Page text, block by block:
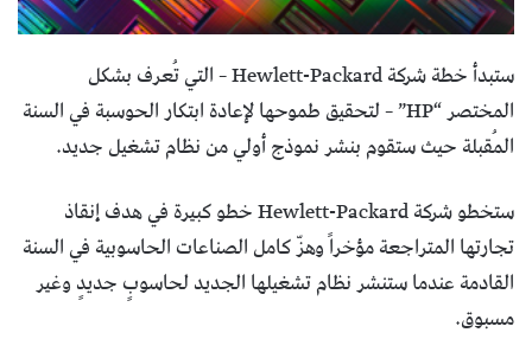
ستبدأ خطة شركة Hewlett-Packard – التي تُعرف بشكل
المختصر “HP” – لتحقيق طموحها لإعادة ابتكار الحوسبة في السنة
المُقبلة حيث ستقوم بنشر نموذج أولي من نظام تشغيل جديد.
ستخطو شركة Hewlett-Packard خطو كبيرة في هدف إنقاذ
تجارتها المتراجعة مؤخراً وهزّ كامل الصناعات الحاسوبية في السنة
القادمة عندما ستنشر نظام تشغيلها الجديد لحاسوبٍ جديدٍ وغير
مسبوق.